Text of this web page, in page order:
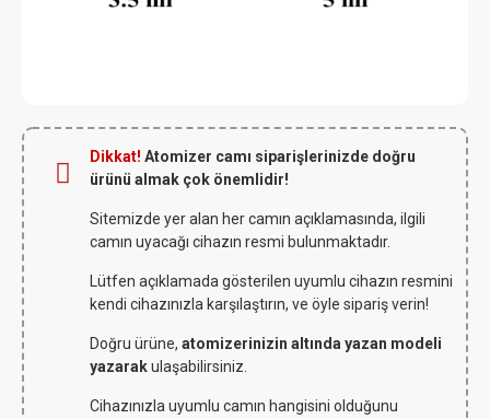
Dikkat! Atomizer camı siparişlerinizde doğru
ürünü almak çok önemlidir!
Sitemizde yer alan her camın açıklamasında, ilgili
camın uyacağı cihazın resmi bulunmaktadır.
Lütfen açıklamada gösterilen uyumlu cihazın resmini
kendi cihazınızla karşılaştırın, ve öyle sipariş verin!
Doğru ürüne, atomizerinizin altında yazan modeli
yazarakulaşabilirsiniz.
Cihazınızla uyumlu camın hangisini olduğunu